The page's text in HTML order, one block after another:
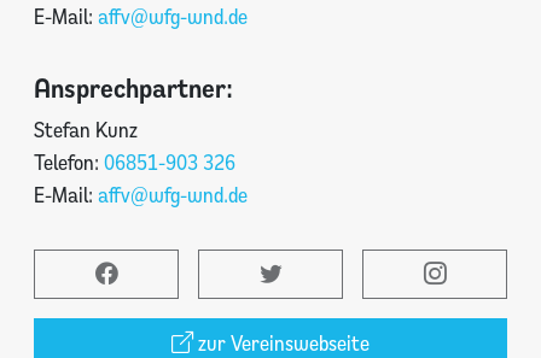
E-Mail: affv@wfg-wnd.de
Ansprechpartner:
Stefan Kunz
Telefon: 06851-903 326
E-Mail: affv@wfg-wnd.de
zur Vereinswebseite